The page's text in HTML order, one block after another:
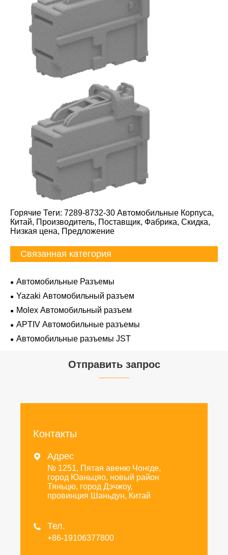
Горячие Теги: 7289-8732-30 Автомобильные Корпуса,
Китай, Производитель, Поставщик, Фабрика, Скидка,
Низкая цена, Предложение
Связанная категория
Автомобильные Разъемы
Yazaki Автомобильный разъем
Molex Автомобильный разъем
APTIV Автомобильные разъемы
Автомобильные разъемы JST
Отправить запрос
Контакты
 Адрес
№ 1251, Пятая авеню Чонгде,
город Юаньцяо, новый район
Тяньцю, город Дэчжоу,
провинция Шаньдун, Китай
 Тел.
+86-19106377800